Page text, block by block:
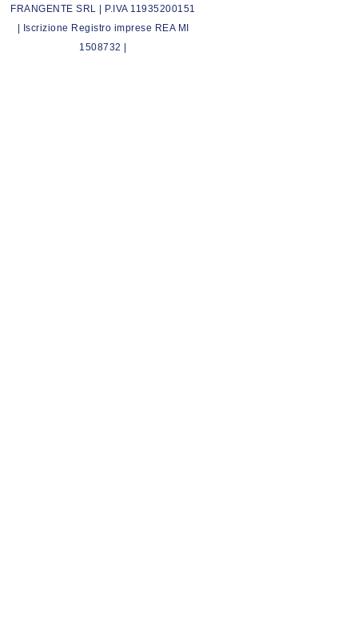
FRANGENTE SRL | P.IVA 11935200151
| Iscrizione Registro imprese REA MI
1508732 |